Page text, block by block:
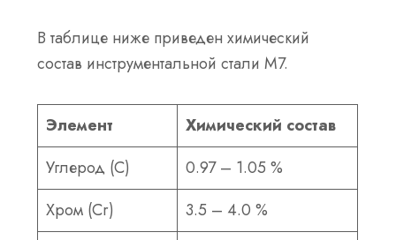
В таблице ниже приведен химический
состав инструментальной стали М7.
Элемент
Химический состав
Углерод (С)
0.97 – 1.05 %
Хром (Cr)
3.5 – 4.0 %